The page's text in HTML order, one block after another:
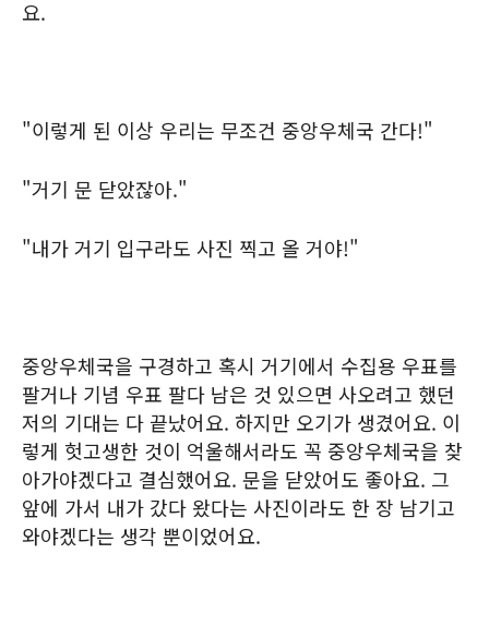
요.
"이렇게 된 이상 우리는 무조건 중앙우체국 간다!"
"거기 문 닫았잖아."
"내가 거기 입구라도 사진 찍고 올 거야!"
중앙우체국을 구경하고 혹시 거기에서 수집용 우표를
팔거나 기념 우표 팔다 남은 것 있으면 사오려고 했던
저의 기대는 다 끝났어요. 하지만 오기가 생겼어요. 이
렇게 헛고생한 것이 억울해서라도 꼭 중앙우체국을 찾
아가야겠다고 결심했어요. 문을 닫았어도 좋아요. 그
앞에 가서 내가 갔다 왔다는 사진이라도 한 장 남기고
와야겠다는 생각 뿐이었어요.